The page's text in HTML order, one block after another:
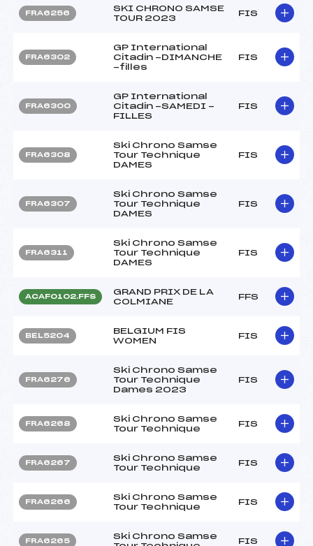
FRA6256
SKI CHRONO SAMSE
TOUR 2023
FIS
FRA6302
GP International
Citadin -DIMANCHE
-filles
FIS
FRA6300
GP International
Citadin -SAMEDI -
FILLES
FIS
FRA6308
Ski Chrono Samse
Tour Technique
DAMES
FIS
FRA6307
Ski Chrono Samse
Tour Technique
DAMES
FIS
FRA6311
Ski Chrono Samse
Tour Technique
DAMES
FIS
ACAF0102.FFS
GRAND PRIX DE LA
COLMIANE
FFS
BEL5204
BELGIUM FIS
WOMEN
FIS
FRA6276
Ski Chrono Samse
Tour Technique
Dames 2023
FIS
FRA6268
Ski Chrono Samse
Tour Technique
FIS
FRA6267
Ski Chrono Samse
Tour Technique
FIS
FRA6266
Ski Chrono Samse
Tour Technique
FIS
FRA6265
Ski Chrono Samse
FIS